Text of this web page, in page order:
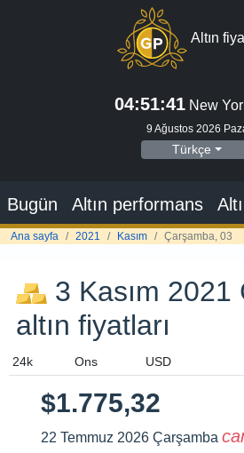
Altın
04:51:41 New
9 Ağustos 2026
Türkçe
Bugün Altın performans
Ana sayfa 2021 Kasım Çarşamba, 03
3 Kasım
altın fiyatları
$1.775,32
22 Temmuz 2026 Çarşamba